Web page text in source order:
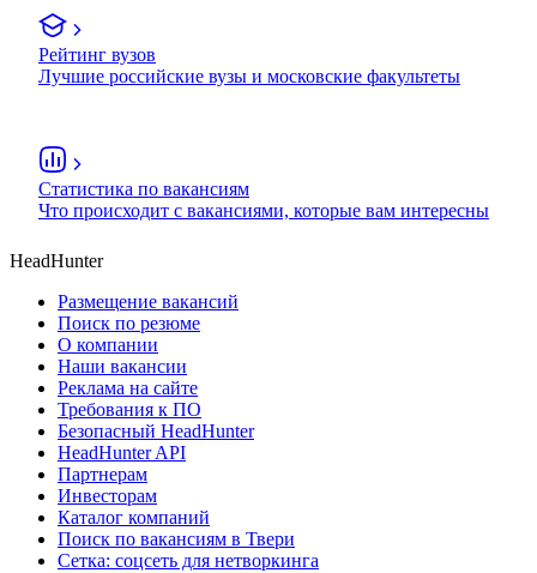
Рейтинг вузов
Лучшие российские вузы и московские факультеты
Статистика по вакансиям
Что происходит с вакансиями, которые вам интересны
HeadHunter
Размещение вакансий
Поиск по резюме
О компании
Наши вакансии
Реклама на сайте
Требования к ПО
Безопасный HeadHunter
HeadHunter API
Партнерам
Инвесторам
Каталог компаний
Поиск по вакансиям в Твери
Сетка: соцсеть для нетворкинга